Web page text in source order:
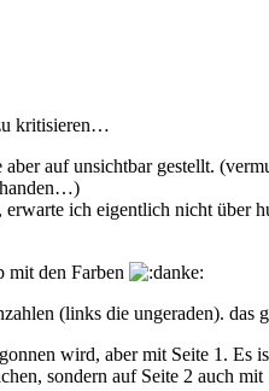
kritisieren…
auf unsichtbar gestellt.
ich eigentlich nicht
mit den Farben
(links die ungeraden). das
wird, aber mit Seite 1.
sondern auf Seite 2 auch